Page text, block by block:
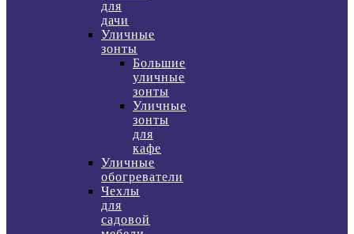
для
дачи
Уличные
зонты
Большие
уличные
зонты
Уличные
зонты
для
кафе
Уличные
обогреватели
Чехлы
для
садовой